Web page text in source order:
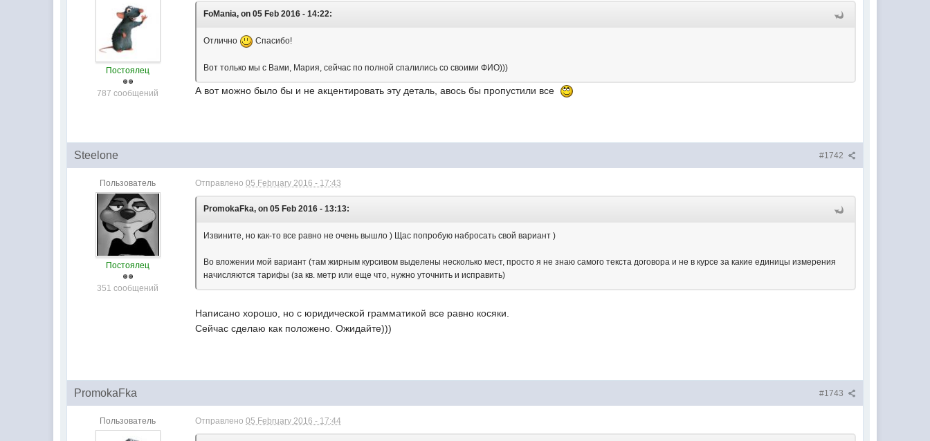
Постоялец
787 сообщений
FoMania, on 05 Feb 2016 - 14:22:
Отлично Спасибо!
Вот только мы с Вами, Мария, сейчас по полной спалились со своими ФИО)))
А вот можно было бы и не акцентировать эту деталь, авось бы пропустили все
#1742
Steelone
Пользователь
Постоялец
351 сообщений
Отправлено05 February 2016 - 17:43
PromokaFka, on 05 Feb 2016 - 13:13:
Извините, но как-то все равно не очень вышло ) Щас попробую набросать свой вариант )
Во вложении мой вариант (там жирным курсивом выделены несколько мест, просто я не знаю самого текста договора и не в курсе за какие единицы измерения
начисляются тарифы (за кв. метр или еще что, нужно уточнить и исправить)
Написано хорошо, но с юридической грамматикой все равно косяки.
Сейчас сделаю как положено. Ожидайте)))
#1743
PromokaFka
Пользователь Отправлено05 February 2016 - 17:44